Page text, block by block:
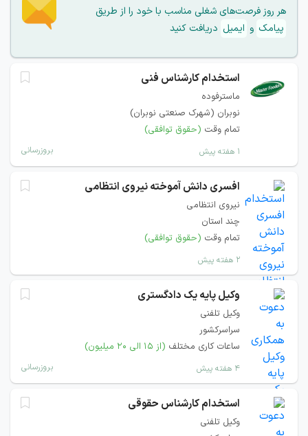
هر روز فرصت‌های شغلی مناسب با خود را از طریق
پیامک و ایمیل دریافت کنید
استخدام کارشناس فنی
ماسترفوده
نوبران (شهرک صنعتی نوبران)
تمام وقت (حقوق توافقی)
۱ هفته پیش بروزرسانی
افسری دانش آموخته نیروی انتظامی
نیروی انتظامی
چند استان
تمام وقت (حقوق توافقی)
۲ هفته پیش
وکیل پایه یک دادگستری
وکیل تلفنی
سراسرکشور
ساعات کاری مختلف (از ۱۵ الی ۲۰ میلیون)
۴ هفته پیش بروزرسانی
استخدام کارشناس حقوقی
وکیل تلفنی